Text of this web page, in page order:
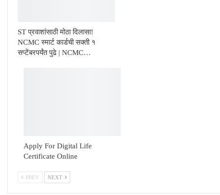
ST प्रवाशांसाठी मोठा दिलासा!
NCMC स्मार्ट कार्डची सक्ती १
सप्टेंबरपर्यंत पुढे | NCMC…
Apply For Digital Life
Certificate Online
PREV NEXT